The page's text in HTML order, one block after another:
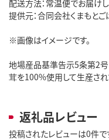
配送方法：常温便でお届けし
提供元：合同会社くまもとご
※画像はイメージです。
地場産品基準告示5条第2
茸を100%使用して生産さ
返礼品レビュー
投稿されたレビューは0件で